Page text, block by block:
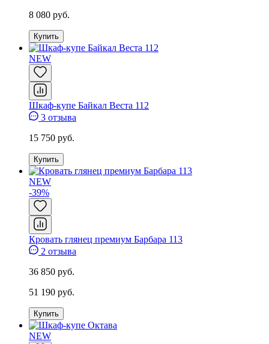
8 080 руб.
Купить
NEW
Шкаф-купе Байкал Веста 112
3 отзыва
15 750 руб.
Купить
NEW
-39%
Кровать глянец премиум Барбара 113
2 отзыва
36 850 руб.
51 190 руб.
Купить
NEW